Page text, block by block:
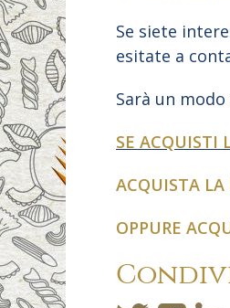
Se siete
esitate a
Sarà un
SE ACQUISTI
ACQUISTA
OPPURE